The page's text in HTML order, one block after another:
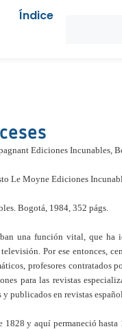
Índice
Ediciones Incunables,
Le Moyne Ediciones
Bogotá, 1984, 352 págs.
una función vital, que ha
Por ese entonces,
profesores contratados
para las revistas
publicados en revistas
y aquí permaneció